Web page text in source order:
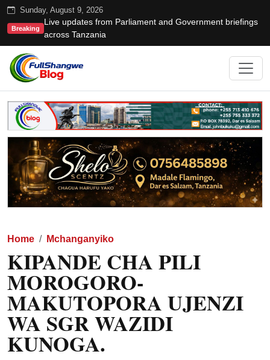
Sunday, August 9, 2026
Breaking
Live updates from Parliament and Government briefings
across Tanzania
Home Mchanganyiko
KIPANDE CHA PILI
MOROGORO-
MAKUTOPORA UJENZI
WA SGR WAZIDI
KUNOGA.